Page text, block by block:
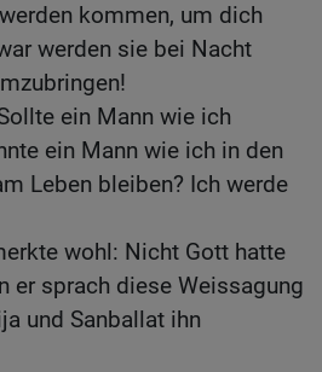
kommen, um dich
werden sie bei Nacht
ein Mann wie ich
ein Mann wie ich in den
Leben bleiben? Ich werde
wohl: Nicht Gott hatte
er sprach diese Weissagung
und Sanballat ihn